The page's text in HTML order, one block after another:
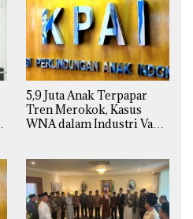
5,9 Juta Anak Terpapar
Tren Merokok, Kasus
WNA dalam Industri Vape